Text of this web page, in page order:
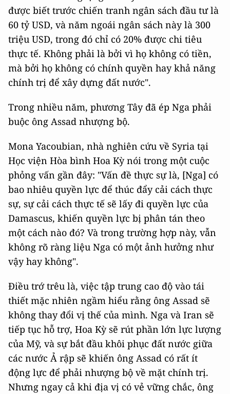
được biết trước chiến tranh ngân sách đầu tư là
60 tỷ USD, và năm ngoái ngân sách này là 300
triệu USD, trong đó chỉ có 20% được chi tiêu
thực tế. Không phải là bởi vì họ không có tiền,
mà bởi họ không có chính quyền hay khả năng
chính trị để xây dựng đất nước".
Trong nhiều năm, phương Tây đã ép Nga phải
buộc ông Assad nhượng bộ.
Mona Yacoubian, nhà nghiên cứu về Syria tại
Học viện Hòa bình Hoa Kỳ nói trong một cuộc
phỏng vấn gần đây: "Vấn đề thực sự là, [Nga] có
bao nhiêu quyền lực để thúc đẩy cải cách thực
sự, sự cải cách thực tế sẽ lấy đi quyền lực của
Damascus, khiến quyền lực bị phân tán theo
một cách nào đó? Và trong trường hợp này, vẫn
không rõ ràng liệu Nga có một ảnh hưởng như
vậy hay không".
Điều trớ trêu là, việc tập trung cao độ vào tái
thiết mặc nhiên ngầm hiểu rằng ông Assad sẽ
không thay đổi vị thế của mình. Nga và Iran sẽ
tiếp tục hỗ trợ, Hoa Kỳ sẽ rút phần lớn lực lượng
của Mỹ, và sự bắt đầu khôi phục đất nước giữa
các nước Ả rập sẽ khiến ông Assad có rất ít
động lực để phải nhượng bộ về mặt chính trị.
Nhưng ngay cả khi địa vị có vẻ vững chắc, ông